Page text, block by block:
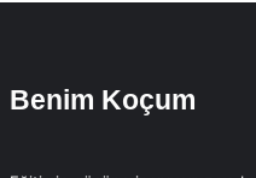
Benim Koçum